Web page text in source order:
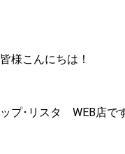
様こんにちは！
プ･リスタ WEB店で